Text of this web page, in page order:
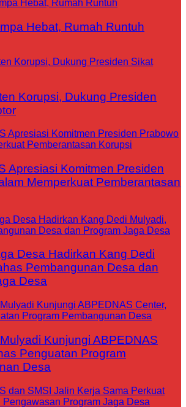
Hebat, Rumah Runtuh
Korupsi, Dukung Presiden
Apresiasi Komitmen Presiden
Memperkuat Pemberantasan
Desa Hadirkan Kang Dedi
Pembangunan Desa dan
Desa
Kunjungi ABPEDNAS
Penguatan Program
Desa